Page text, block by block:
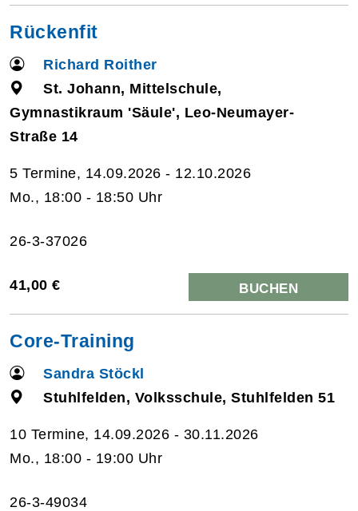
Rückenfit
Richard Roither
St. Johann, Mittelschule,
Gymnastikraum 'Säule', Leo-Neumayer-
Straße 14
5 Termine, 14.09.2026 - 12.10.2026
Mo., 18:00 - 18:50 Uhr
26-3-37026
41,00 € BUCHEN
Core-Training
Sandra Stöckl
Stuhlfelden, Volksschule, Stuhlfelden 51
10 Termine, 14.09.2026 - 30.11.2026
Mo., 18:00 - 19:00 Uhr
26-3-49034